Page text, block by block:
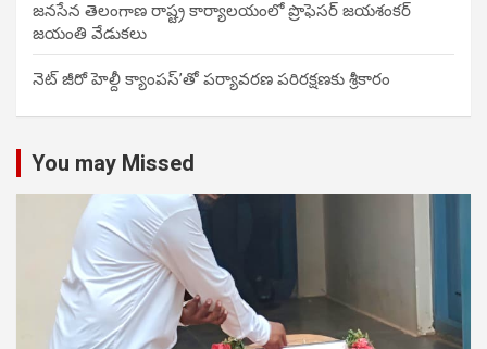
జనసేన తెలంగాణ రాష్ట్ర కార్యాలయంలో ప్రొఫెసర్ జయశంకర్
జయంతి వేడుకలు
నెట్ జీరో హెల్దీ క్యాంపస్’తో పర్యావరణ పరిరక్షణకు శ్రీకారం
You may Missed